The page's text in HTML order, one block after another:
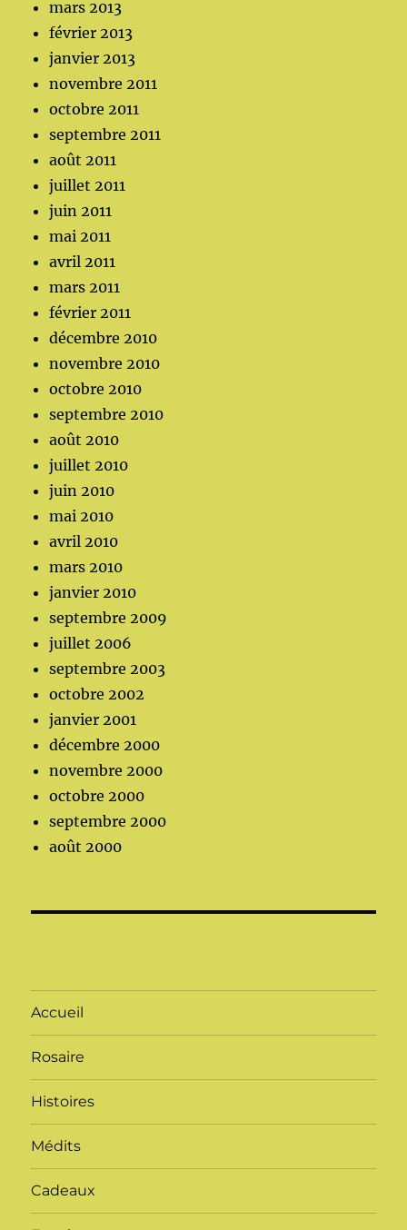
mars 2013
février 2013
janvier 2013
novembre 2011
octobre 2011
septembre 2011
août 2011
juillet 2011
juin 2011
mai 2011
avril 2011
mars 2011
février 2011
décembre 2010
novembre 2010
octobre 2010
septembre 2010
août 2010
juillet 2010
juin 2010
mai 2010
avril 2010
mars 2010
janvier 2010
septembre 2009
juillet 2006
septembre 2003
octobre 2002
janvier 2001
décembre 2000
novembre 2000
octobre 2000
septembre 2000
août 2000
Accueil
Rosaire
Histoires
Médits
Cadeaux